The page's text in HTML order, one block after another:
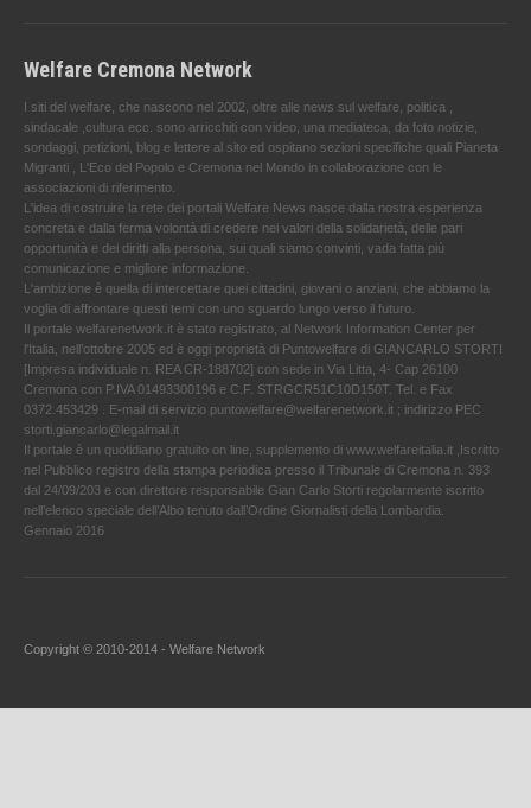
Welfare Cremona Network
I siti del welfare, che nascono nel 2002, oltre alle news sul welfare, politica ,
sindacale ,cultura ecc. sono arricchiti con video, una mediateca, da foto notizie,
sondaggi, petizioni, blog e lettere al sito ed ospitano sezioni specifiche quali Pianeta
Migranti , L'Eco del Popolo e Cremona nel Mondo in collaborazione con le
associazioni di riferimento.
L'idea di costruire la rete dei portali Welfare News nasce dalla nostra esperienza
concreta e dalla ferma volontà di credere nei valori della solidarietà, delle pari
opportunità e dei diritti alla persona, sui quali siamo convinti, vada fatta più
comunicazione e migliore informazione.
L'ambizione è quella di intercettare quei cittadini, giovani o anziani, che abbiamo la
voglia di affrontare questi temi con uno sguardo lungo verso il futuro.
Il portale welfarenetwork.it è stato registrato, al Network Information Center per
l'Italia, nell’ottobre 2005 ed è oggi proprietà di Puntowelfare di GIANCARLO STORTI
[Impresa individuale n. REA CR-188702] con sede in Via Litta, 4- Cap 26100
Cremona con P.IVA 01493300196 e C.F. STRGCR51C10D150T. Tel. e Fax
0372.453429 . E-mail di servizio puntowelfare@welfarenetwork.it ; indirizzo PEC
storti.giancarlo@legalmail.it
Il portale è un quotidiano gratuito on line, supplemento di www.welfareitalia.it ,Iscritto
nel Pubblico registro della stampa periodica presso il Tribunale di Cremona n. 393
dal 24/09/203 e con direttore responsabile Gian Carlo Storti regolarmente iscritto
nell’elenco speciale dell’Albo tenuto dall’Ordine Giornalisti della Lombardia.
Gennaio 2016
Copyright © 2010-2014 - Welfare Network